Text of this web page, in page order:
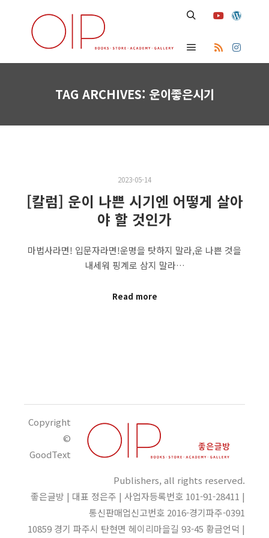
Main menu
TAG ARCHIVES: 운이좋은시기
2023-05-14
[칼럼] 운이 나쁜 시기엔 어떻게 살아
야 할 것인가
마법사라면! 입문자라면!운명을 탓하지 말라,운 나쁜 것을
내세워 핑계로 삼지 말라…
Read more
Copyright
©
GoodText
Publishers, all rights reserved.
좋은글방 | 대표 정은주 | 사업자등록번호 101-91-28411 |
통신판매업신고번호 2016-경기파주-0391
10859 경기 파주시 탄현면 헤이리마을길 93-45 황금언덕 |